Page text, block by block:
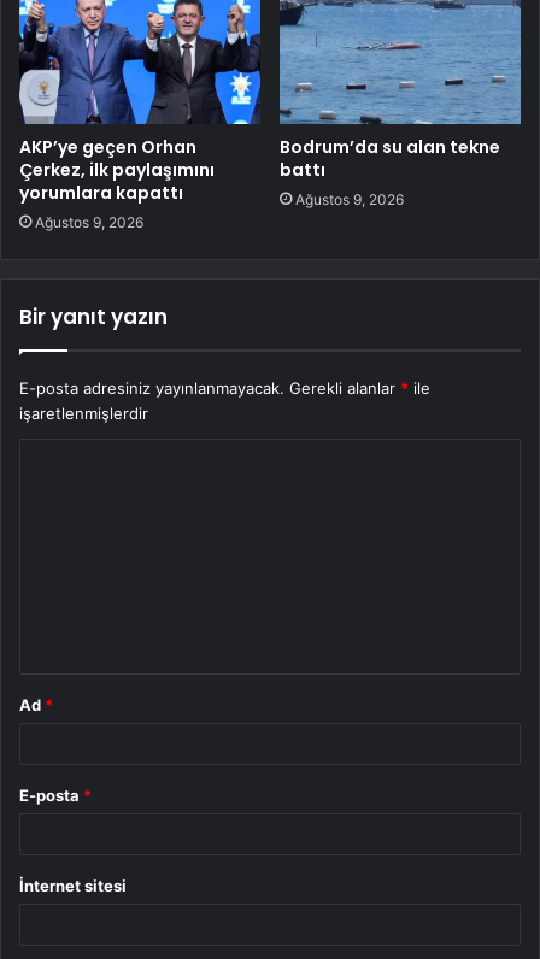
AKP’ye geçen Orhan
Çerkez, ilk paylaşımını
yorumlara kapattı
Ağustos 9, 2026
Bodrum’da su alan tekne
battı
Ağustos 9, 2026
Bir yanıt yazın
E-posta adresiniz yayınlanmayacak. Gerekli alanlar * ile
işaretlenmişlerdir
Ad *
E-posta *
İnternet sitesi